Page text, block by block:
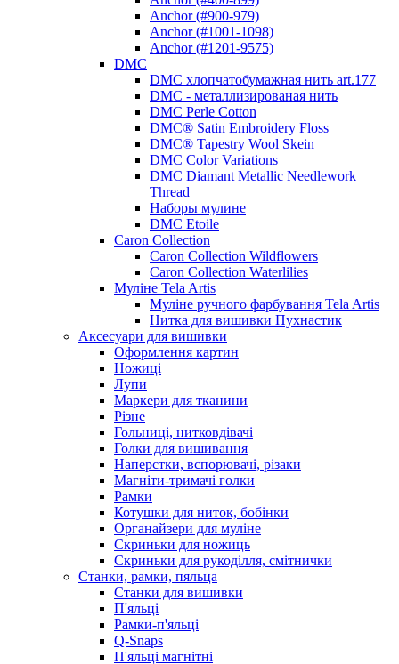
Anchor (#900-979)
Anchor (#1001-1098)
Anchor (#1201-9575)
DMC
DMC хлопчатобумажная нить art.177
DMC - металлизированая нить
DMC Perle Cotton
DMC® Satin Embroidery Floss
DMC® Tapestry Wool Skein
DMC Color Variations
DMC Diamant Metallic Needlework
Thread
Наборы мулине
DMC Etoile
Caron Collection
Caron Collection Wildflowers
Caron Collection Waterlilies
Муліне Tela Artis
Муліне ручного фарбування Tela Artis
Нитка для вишивки Пухнастик
Аксесуари для вишивки
Оформлення картин
Ножиці
Лупи
Маркери для тканини
Різне
Гольниці, нитковдівачі
Голки для вишивання
Наперстки, вспорювачі, різаки
Магніти-тримачі голки
Рамки
Котушки для ниток, бобінки
Органайзери для муліне
Скриньки для ножиць
Скриньки для рукоділля, смітнички
Станки, рамки, пяльца
Станки для вишивки
П'яльці
Рамки-п'яльці
Q-Snaps
П'яльці магнітні